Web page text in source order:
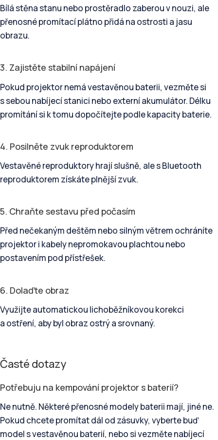
Bílá stěna stanu nebo prostěradlo zaberou v nouzi, ale
přenosné promítací plátno přidá na ostrosti a jasu
obrazu.
3. Zajistěte stabilní napájení
Pokud projektor nemá vestavěnou baterii, vezměte si
s sebou nabíjecí stanici nebo externí akumulátor. Délku
promítání si k tomu dopočítejte podle kapacity baterie.
4. Posilněte zvuk reproduktorem
Vestavěné reproduktory hrají slušně, ale s Bluetooth
reproduktorem získáte plnější zvuk.
5. Chraňte sestavu před počasím
Před nečekaným deštěm nebo silným větrem ochráníte
projektor i kabely nepromokavou plachtou nebo
postavením pod přístřešek.
6. Dolaďte obraz
Využijte automatickou lichoběžníkovou korekci
a ostření, aby byl obraz ostrý a srovnaný.
Časté dotazy
Potřebuju na kempování projektor s baterií?
Ne nutně. Některé přenosné modely baterii mají, jiné ne.
Pokud chcete promítat dál od zásuvky, vyberte buď
model s vestavěnou baterií, nebo si vezměte nabíjecí